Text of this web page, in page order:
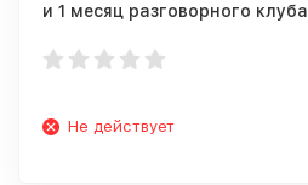
и 1 месяц разговорного клуба
Не действует